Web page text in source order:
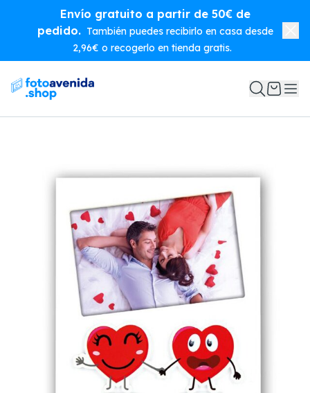
Envío gratuito a partir de 50€ de
pedido. También puedes recibirlo en casa desde
2,96€ o recogerlo en tienda gratis.